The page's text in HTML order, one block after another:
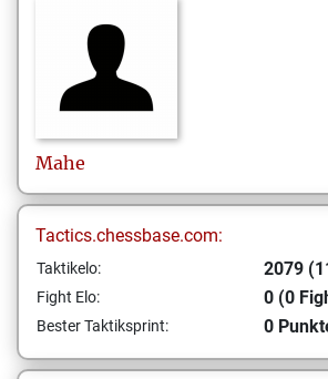
Mahe
Tactics.chessbase.com:
Taktikelo: 2079
Fight Elo: 0 (0
Bester Taktiksprint: 0